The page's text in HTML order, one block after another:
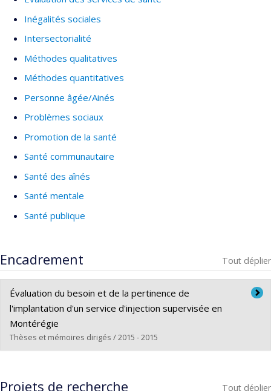
Inégalités sociales
Intersectorialité
Méthodes qualitatives
Méthodes quantitatives
Personne âgée/Ainés
Problèmes sociaux
Promotion de la santé
Santé communautaire
Santé des aînés
Santé mentale
Santé publique
Encadrement Tout déplier
Évaluation du besoin et de la pertinence de
l'implantation d'un service d'injection supervisée en
Montérégie
Thèses et mémoires dirigés / 2015 - 2015
Cycle :
Maîtrise
Projets de recherche Tout déplier